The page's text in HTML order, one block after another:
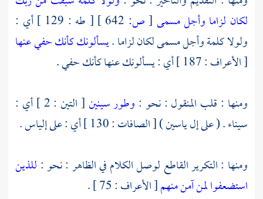
لكان لزاما وأجل مسمى [ص:
[ طه : 129 ] أي :
ولولا كلمة وأجل مسمى لكان لزاما .يسألونك كأنك حفي عنها
[ الأعراف : 187 ] أي : يسألونك عنها كأنك حفي .
ومنها : قلب المنقول : نحو : وطور سينين
[ التين : 2 ] أي :
سيناء . ( على إل ياسين ) [ الصافات : 130 ] أي : على إلياس .
ومنها : التكرير القاطع لوصل الكلام في الظاهر : نحو : للذين
استضعفوا لمن آمن منهم[ الأعراف : 75 ] .